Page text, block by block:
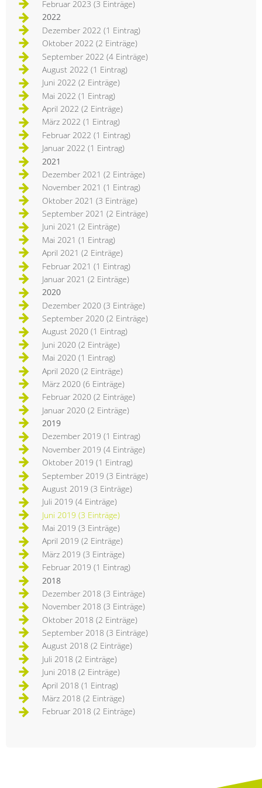
Februar 2023 (3 Einträge)
2022
Dezember 2022 (1 Eintrag)
Oktober 2022 (2 Einträge)
September 2022 (4 Einträge)
August 2022 (1 Eintrag)
Juni 2022 (2 Einträge)
Mai 2022 (1 Eintrag)
April 2022 (2 Einträge)
März 2022 (1 Eintrag)
Februar 2022 (1 Eintrag)
Januar 2022 (1 Eintrag)
2021
Dezember 2021 (2 Einträge)
November 2021 (1 Eintrag)
Oktober 2021 (3 Einträge)
September 2021 (2 Einträge)
Juni 2021 (2 Einträge)
Mai 2021 (1 Eintrag)
April 2021 (2 Einträge)
Februar 2021 (1 Eintrag)
Januar 2021 (2 Einträge)
2020
Dezember 2020 (3 Einträge)
September 2020 (2 Einträge)
August 2020 (1 Eintrag)
Juni 2020 (2 Einträge)
Mai 2020 (1 Eintrag)
April 2020 (2 Einträge)
März 2020 (6 Einträge)
Februar 2020 (2 Einträge)
Januar 2020 (2 Einträge)
2019
Dezember 2019 (1 Eintrag)
November 2019 (4 Einträge)
Oktober 2019 (1 Eintrag)
September 2019 (3 Einträge)
August 2019 (3 Einträge)
Juli 2019 (4 Einträge)
Juni 2019 (3 Einträge)
Mai 2019 (3 Einträge)
April 2019 (2 Einträge)
März 2019 (3 Einträge)
Februar 2019 (1 Eintrag)
2018
Dezember 2018 (3 Einträge)
November 2018 (3 Einträge)
Oktober 2018 (2 Einträge)
September 2018 (3 Einträge)
August 2018 (2 Einträge)
Juli 2018 (2 Einträge)
Juni 2018 (2 Einträge)
April 2018 (1 Eintrag)
März 2018 (2 Einträge)
Februar 2018 (2 Einträge)